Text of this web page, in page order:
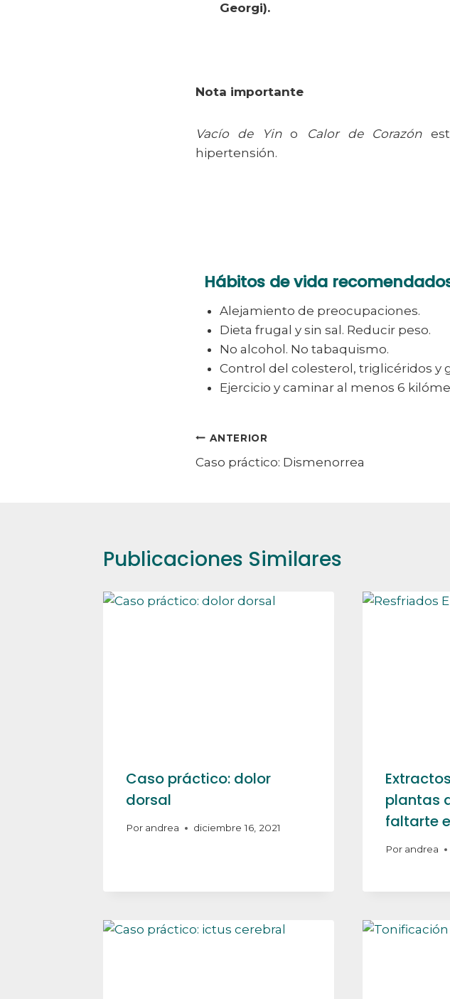
Georgi).
Nota importante
Vacío de Yino Calor de Corazón
hipertensión.
Hábitos de vida
Alejamiento de preocupaciones.
Dieta frugal y sin sal. Reducir peso.
No alcohol. No tabaquismo.
Control del colesterol, triglicéridos y
Ejercicio y caminar al menos 6
Navegación
de
ANTERIOR
Caso práctico: Dismenorrea
Publicaciones Similares
Caso práctico: dolor
dorsal
Por andrea diciembre 16, 2021
plantas
faltarte
Por andrea